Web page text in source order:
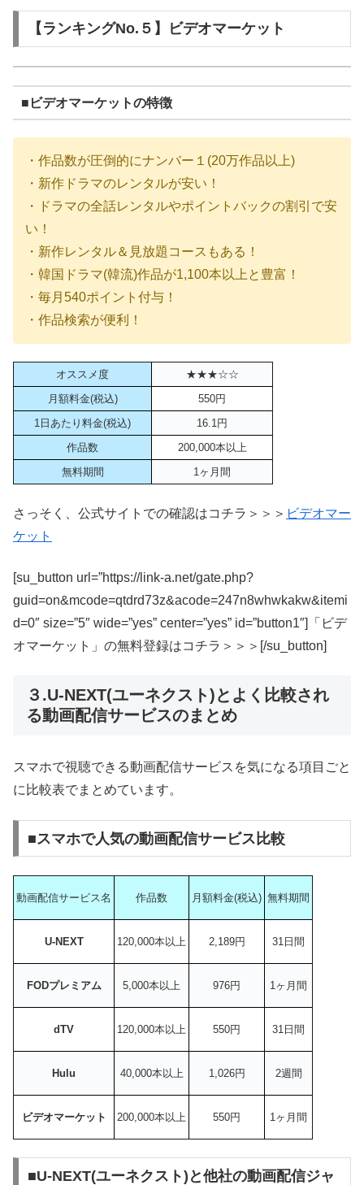
【ランキングNo.５】ビデオマーケット
■ビデオマーケットの特徴
・作品数が圧倒的にナンバー１(20万作品以上)
・新作ドラマのレンタルが安い！
・ドラマの全話レンタルやポイントバックの割引で安
い！
・新作レンタル＆見放題コースもある！
・韓国ドラマ(韓流)作品が1,100本以上と豊富！
・毎月540ポイント付与！
・作品検索が便利！
オススメ度
★★★☆☆
月額料金(税込)
550円
1日あたり料金(税込)
16.1円
作品数
200,000本以上
無料期間
1ヶ月間
さっそく、公式サイトでの確認はコチラ＞＞＞ ビデオマー
ケット
[su_button url=”https://link-a.net/gate.php?
guid=on&mcode=qtdrd73z&acode=247n8whwkakw&itemi
d=0″ size=”5″ wide=”yes” center=”yes” id=”button1″]「ビデ
オマーケット」の無料登録はコチラ＞＞＞[/su_button]
３.U-NEXT(ユーネクスト)とよく比較され
る動画配信サービスのまとめ
スマホで視聴できる動画配信サービスを気になる項目ごと
に比較表でまとめています。
■スマホで人気の動画配信サービス比較
動画配信サービス名 作品数 月額料金(税込) 無料期間
U-NEXT 120,000本以上 2,189円 31日間
FODプレミアム 5,000本以上 976円 1ヶ月間
dTV 120,000本以上 550円 31日間
Hulu 40,000本以上 1,026円 2週間
ビデオマーケット 200,000本以上 550円 1ヶ月間
■U-NEXT(ユーネクスト)と他社の動画配信ジャ